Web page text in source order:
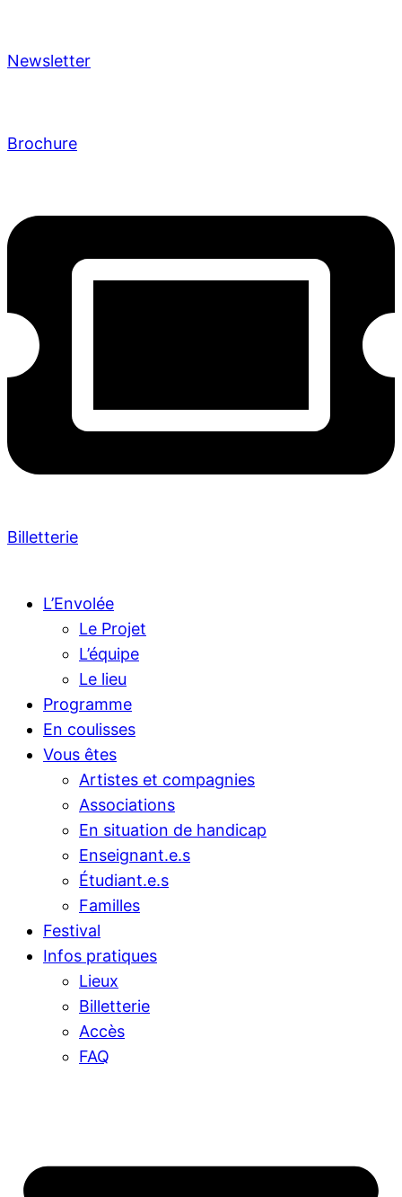
Newsletter
Brochure
Billetterie
L’Envolée
Le Projet
L’équipe
Le lieu
Programme
En coulisses
Vous êtes
Artistes et compagnies
Associations
En situation de handicap
Enseignant.e.s
Étudiant.e.s
Familles
Festival
Infos pratiques
Lieux
Billetterie
Accès
FAQ